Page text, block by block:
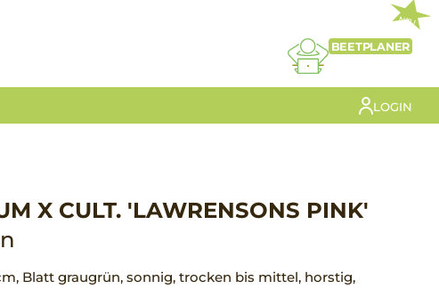
NEU
BEETPLANER
LOGIN
X CULT. 'LAWRENSONS PINK'
Blatt graugrün, sonnig, trocken bis mittel, horstig,